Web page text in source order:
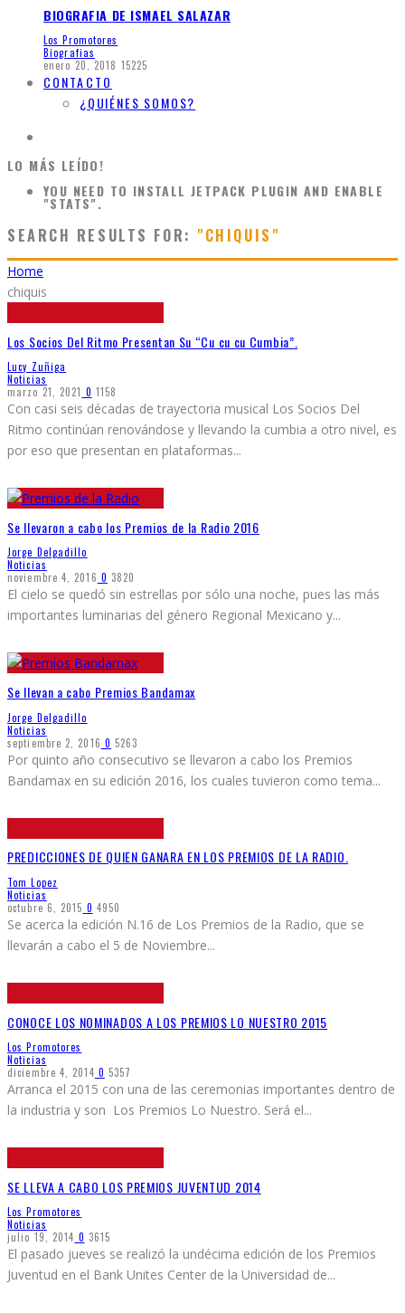
BIOGRAFIA DE ISMAEL SALAZAR
Los Promotores
Biografias
enero 20, 2018 15225
CONTACTO
¿QUIÉNES SOMOS?
LO MÁS LEÍDO!
YOU NEED TO INSTALL JETPACK PLUGIN AND ENABLE
"STATS".
SEARCH RESULTS FOR: "CHIQUIS"
Home
chiquis
Los Socios Del Ritmo Presentan Su “Cu cu cu Cumbia”.
Lucy Zuñiga
Noticias
marzo 21, 2021 0 1158
Con casi seis décadas de trayectoria musical Los Socios Del
Ritmo continúan renovándose y llevando la cumbia a otro nivel, es
por eso que presentan en plataformas...
Se llevaron a cabo los Premios de la Radio 2016
Jorge Delgadillo
Noticias
noviembre 4, 2016 0 3820
El cielo se quedó sin estrellas por sólo una noche, pues las más
importantes luminarias del género Regional Mexicano y...
Se llevan a cabo Premios Bandamax
Jorge Delgadillo
Noticias
septiembre 2, 2016 0 5263
Por quinto año consecutivo se llevaron a cabo los Premios
Bandamax en su edición 2016, los cuales tuvieron como tema...
PREDICCIONES DE QUIEN GANARA EN LOS PREMIOS DE LA RADIO.
Tom Lopez
Noticias
octubre 6, 2015 0 4950
Se acerca la edición N.16 de Los Premios de la Radio, que se
llevarán a cabo el 5 de Noviembre...
CONOCE LOS NOMINADOS A LOS PREMIOS LO NUESTRO 2015
Los Promotores
Noticias
diciembre 4, 2014 0 5357
Arranca el 2015 con una de las ceremonias importantes dentro de
la industria y son Los Premios Lo Nuestro. Será el...
SE LLEVA A CABO LOS PREMIOS JUVENTUD 2014
Los Promotores
Noticias
julio 19, 2014 0 3615
El pasado jueves se realizó la undécima edición de los Premios
Juventud en el Bank Unites Center de la Universidad de...